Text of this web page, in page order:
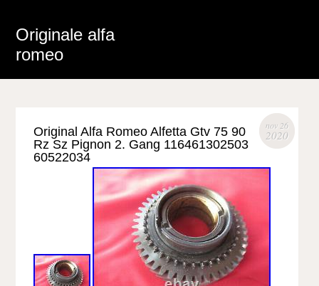
Originale alfa
romeo
nov 26
2020
Original Alfa Romeo Alfetta Gtv 75 90
Rz Sz Pignon 2. Gang 116461302503
60522034